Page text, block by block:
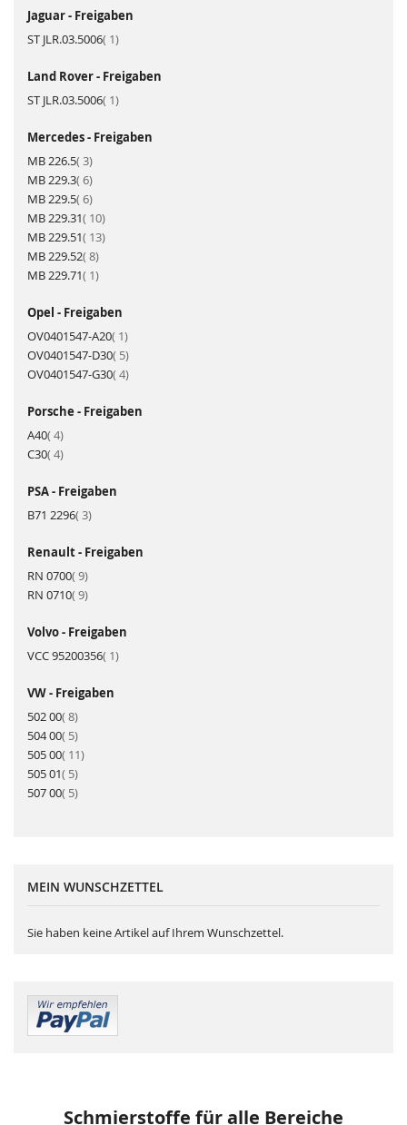
Jaguar - Freigaben
ST JLR.03.5006 1Artikel
Land Rover - Freigaben
ST JLR.03.5006 1Artikel
Mercedes - Freigaben
MB 226.5 3Artikel
MB 229.3 6Artikel
MB 229.5 6Artikel
MB 229.31 10Artikel
MB 229.51 13Artikel
MB 229.52 8Artikel
MB 229.71 1Artikel
Opel - Freigaben
OV0401547-A20 1Artikel
OV0401547-D30 5Artikel
OV0401547-G30 4Artikel
Porsche - Freigaben
A40 4Artikel
C30 4Artikel
PSA - Freigaben
B71 2296 3Artikel
Renault - Freigaben
RN 0700 9Artikel
RN 0710 9Artikel
Volvo - Freigaben
VCC 95200356 1Artikel
VW - Freigaben
502 00 8Artikel
504 00 5Artikel
505 00 11Artikel
505 01 5Artikel
507 00 5Artikel
MEIN WUNSCHZETTEL
Sie haben keine Artikel auf Ihrem Wunschzettel.
Schmierstoffe für alle Bereiche